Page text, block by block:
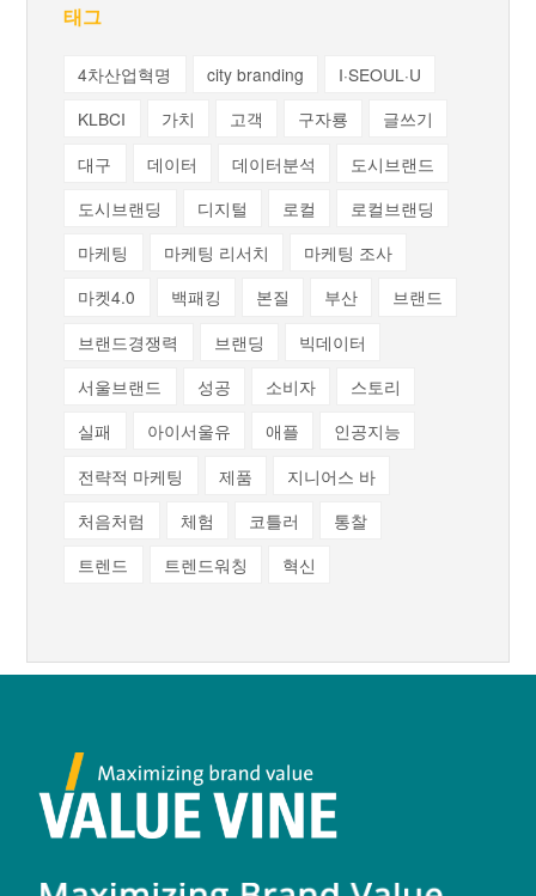
태그
4차산업혁명 city branding
I·SEOUL·U
KLBCI
가치 고객 구자룡
글쓰기
대구
데이터 데이터분석
도시브랜드
도시브랜딩
디지털 로컬
로컬브랜딩
마케팅
마케팅 리서치
마케팅 조사
마켓4.0
백패킹 본질 부산
브랜드
브랜드경쟁력
브랜딩
빅데이터
서울브랜드
성공 소비자
스토리
실패
아이서울유 애플
인공지능
전략적 마케팅
제품
지니어스 바
처음처럼
체험 코틀러
통찰
트렌드
트렌드워칭 혁신